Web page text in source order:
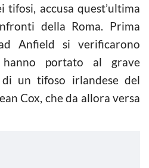
accusa quest’ultima
della Roma. Prima
Anfield si verificarono
portato al grave
un tifoso irlandese del
Cox, che da allora versa